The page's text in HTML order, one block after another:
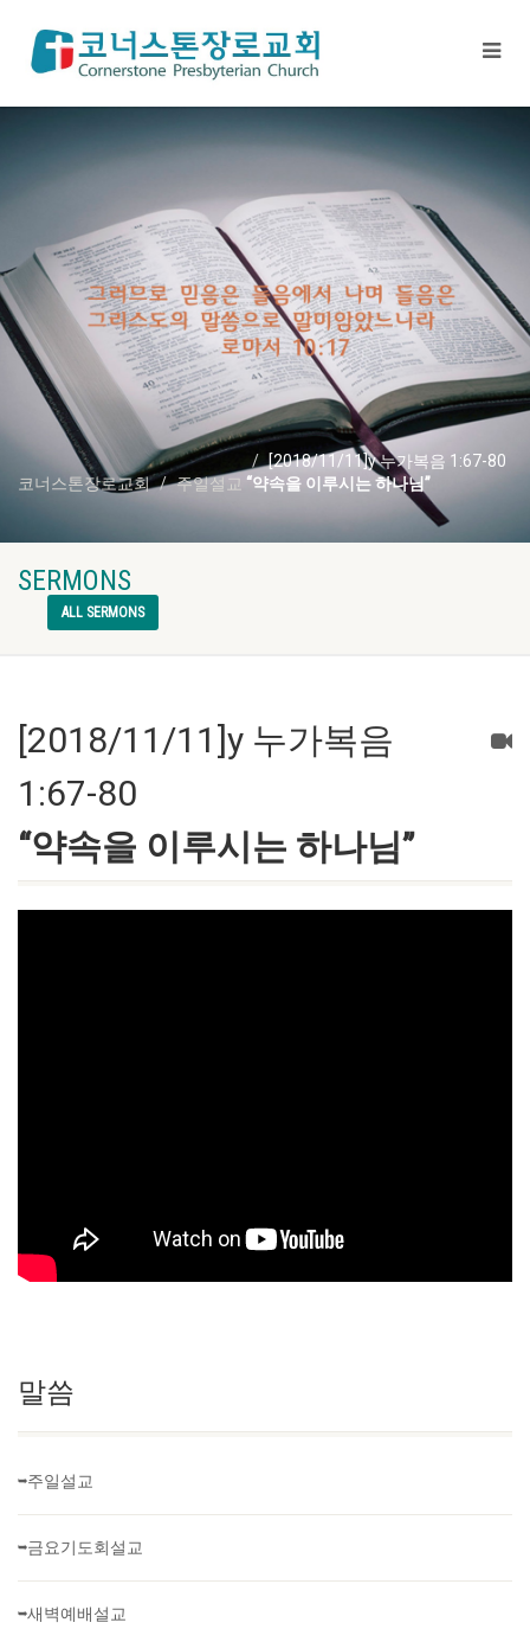
코너스톤장로교회 주일설교
[2018/11/11]y 누가복음 1:67-80
“약속을 이루시는 하나님”
SERMONS
ALL SERMONS
[2018/11/11]y 누가복음
1:67-80
“약속을 이루시는 하나님”
말씀
➥주일설교
➥금요기도회설교
➥새벽예배설교